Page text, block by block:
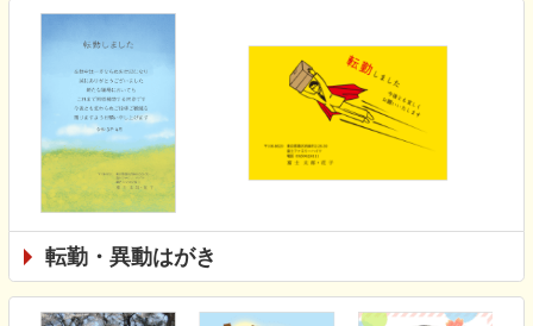
転勤・異動はがき